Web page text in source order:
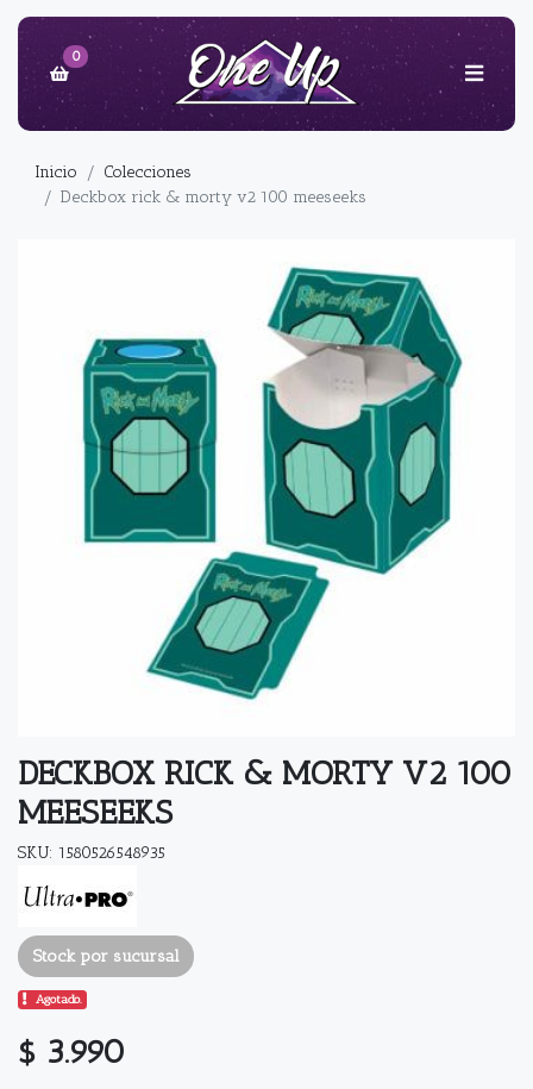
0
Inicio
Colecciones
Deckbox rick & morty v2 100 meeseeks
DECKBOX RICK & MORTY V2 100
MEESEEKS
SKU: 1580526548935
Stock por sucursal
Agotado.
$ 3.990